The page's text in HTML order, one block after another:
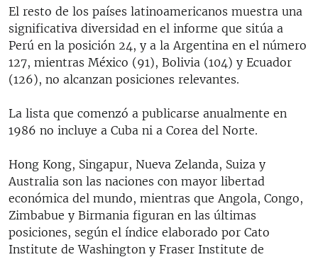
El resto de los países latinoamericanos muestra una
significativa diversidad en el informe que sitúa a
Perú en la posición 24, y a la Argentina en el número
127, mientras México (91), Bolivia (104) y Ecuador
(126), no alcanzan posiciones relevantes.
La lista que comenzó a publicarse anualmente en
1986 no incluye a Cuba ni a Corea del Norte.
Hong Kong, Singapur, Nueva Zelanda, Suiza y
Australia son las naciones con mayor libertad
económica del mundo, mientras que Angola, Congo,
Zimbabue y Birmania figuran en las últimas
posiciones, según el índice elaborado por Cato
Institute de Washington y Fraser Institute de